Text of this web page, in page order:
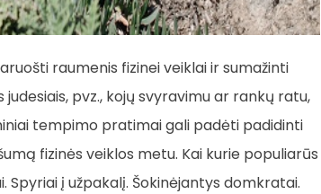
raumenis fizinei veiklai ir sumažinti
pvz., kojų svyravimu ar rankų ratu,
tempimo pratimai gali padėti padidinti
fizinės veiklos metu. Kai kurie populiarūs
į užpakalį. Šokinėjantys domkratai.